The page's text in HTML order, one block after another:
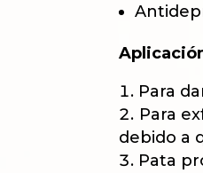
Para
Para
debido a
Pata